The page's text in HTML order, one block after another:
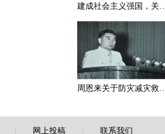
建成社会主义强国，关键在
周恩来关于防灾减灾
网上投稿| 联系我们